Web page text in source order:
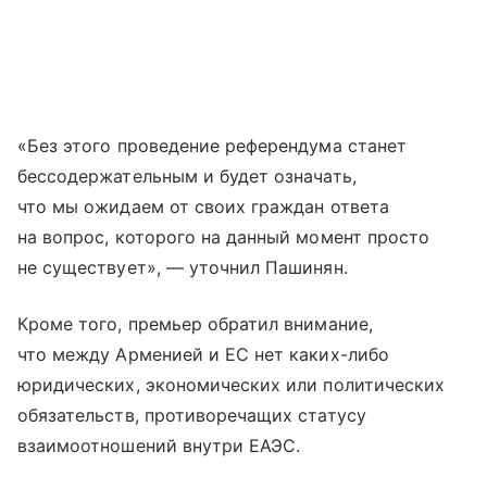
«Без этого проведение референдума станет
бессодержательным и будет означать,
что мы ожидаем от своих граждан ответа
на вопрос, которого на данный момент просто
не существует», — уточнил Пашинян.
Кроме того, премьер обратил внимание,
что между Арменией и ЕС нет каких-либо
юридических, экономических или политических
обязательств, противоречащих статусу
взаимоотношений внутри ЕАЭС.